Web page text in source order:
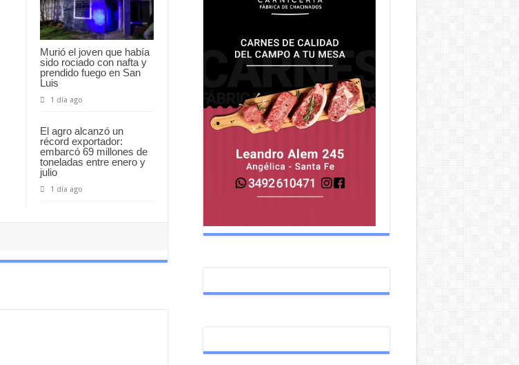
Murió el joven que había
sido rociado con nafta y
prendido fuego en San
Luis
1 día ago
El agro alcanzó un
récord exportador:
embarcó 69 millones de
toneladas entre enero y
julio
1 día ago